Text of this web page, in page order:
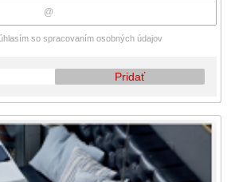
so spracovaním osobných údajov
Pridať